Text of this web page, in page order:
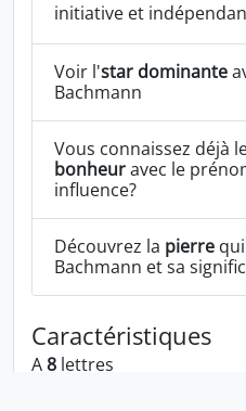
initiative et
Voir l'star dominante
Bachmann
Vous connaissez déjà
bonheuravec le
influence?
Découvrez la pierre
Bachmann et sa
Caractéristiques
A8 lettres